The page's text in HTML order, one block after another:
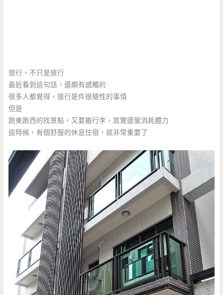
旅行，不只是旅行
最近看到這句話，還頗有感觸的
很多人都覺得，旅行是件很隨性的事情
但是
跑東跑西的找景點，又要搬行李，其實還蠻消耗體力
這時候，有個舒服的休息住宿，就非常重要了